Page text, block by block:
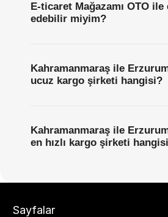
E-ticaret Mağazamı OTO ile
edebilir miyim?
Kahramanmaraş ile
ucuz kargo şirketi hangisi?
Kahramanmaraş ile
en hızlı kargo şirketi
Sayfalar